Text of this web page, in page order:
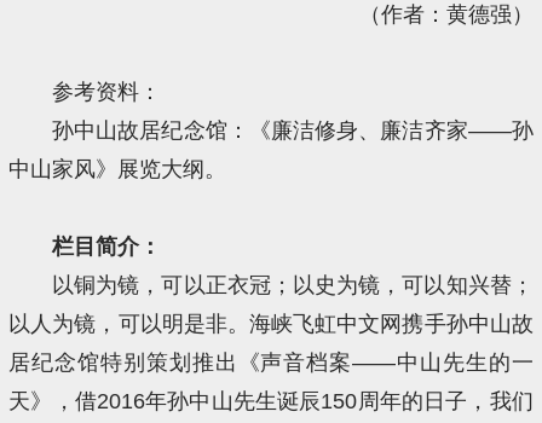
（作者：黄德强）
参考资料：
孙中山故居纪念馆：《廉洁修身、廉洁齐家——孙
中山家风》展览大纲。
栏目简介：
以铜为镜，可以正衣冠；以史为镜，可以知兴替；
以人为镜，可以明是非。海峡飞虹中文网携手孙中山故
居纪念馆特别策划推出《声音档案——中山先生的一
天》，借2016年孙中山先生诞辰150周年的日子，我们